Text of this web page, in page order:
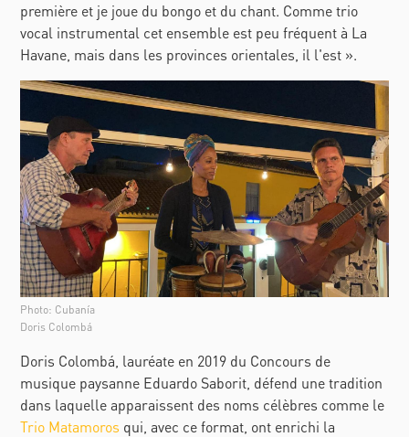
première et je joue du bongo et du chant. Comme trio
vocal instrumental cet ensemble est peu fréquent à La
Havane, mais dans les provinces orientales, il l'est ».
Photo: Cubanía
Doris Colombá
Doris Colombá, lauréate en 2019 du Concours de
musique paysanne Eduardo Saborit, défend une tradition
dans laquelle apparaissent des noms célèbres comme le
Trio Matamoros qui, avec ce format, ont enrichi la